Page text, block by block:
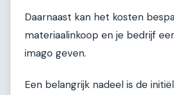
Daarnaast kan het kosten
materiaalinkoop en je bedrijf
imago geven.
Een belangrijk nadeel is de